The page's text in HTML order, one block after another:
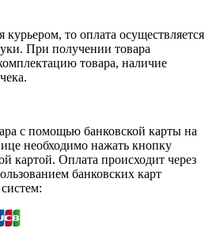
курьером, то оплата осуществляется
При получении товара
товара, наличие
с помощью банковской карты на
необходимо нажать кнопку
картой. Оплата происходит через
банковских карт